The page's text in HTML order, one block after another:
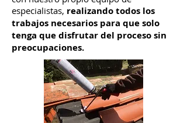
especialistas, realizando todos los
trabajos necesarios para que solo
tenga que disfrutar del proceso sin
preocupaciones.